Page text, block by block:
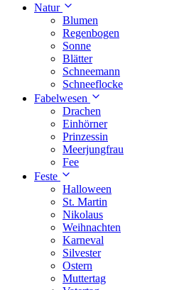
Natur
Blumen
Regenbogen
Sonne
Blätter
Schneemann
Schneeflocke
Fabelwesen
Drachen
Einhörner
Prinzessin
Meerjungfrau
Fee
Feste
Halloween
St. Martin
Nikolaus
Weihnachten
Karneval
Silvester
Ostern
Muttertag